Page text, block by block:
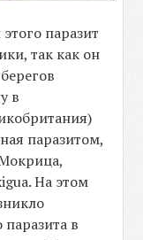
паразит
так как он
в
паразитом,
На этом
в